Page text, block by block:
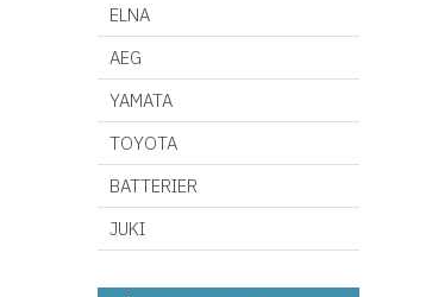
ELNA
AEG
YAMATA
TOYOTA
BATTERIER
JUKI